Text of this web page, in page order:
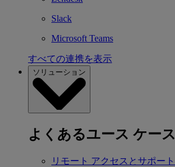
Slack
Microsoft Teams
すべての連携を表示
ソリューション
よくあるユース ケース
リモート アクセスとサポート